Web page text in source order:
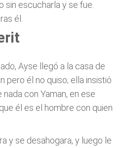
sin escucharla y se fue.
él.
Ayse llegó a la casa de
pero él no quiso; ella insistió
con Yaman, en ese
él es el hombre con quien
y se desahogara, y luego le